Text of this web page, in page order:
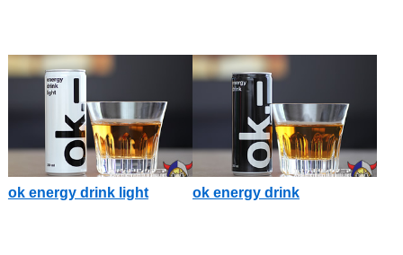
ok energy drink light ok energy drink